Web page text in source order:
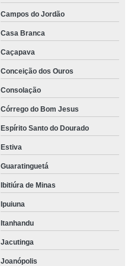
Campos do Jordão
Casa Branca
Caçapava
Conceição dos Ouros
Consolação
Córrego do Bom Jesus
Espírito Santo do Dourado
Estiva
Guaratinguetá
Ibitiúra de Minas
Ipuiuna
Itanhandu
Jacutinga
Joanópolis